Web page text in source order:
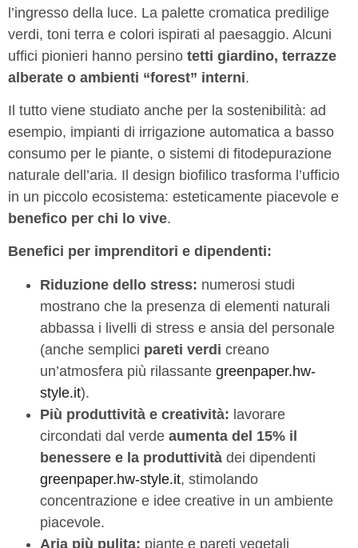
l’ingresso della luce. La palette cromatica predilige
verdi, toni terra e colori ispirati al paesaggio. Alcuni
uffici pionieri hanno persino tetti giardino, terrazze
alberate o ambienti “forest” interni.
Il tutto viene studiato anche per la sostenibilità: ad
esempio, impianti di irrigazione automatica a basso
consumo per le piante, o sistemi di fitodepurazione
naturale dell’aria. Il design biofilico trasforma l’ufficio
in un piccolo ecosistema: esteticamente piacevole e
benefico per chi lo vive.
Benefici per imprenditori e dipendenti:
Riduzione dello stress: numerosi studi
mostrano che la presenza di elementi naturali
abbassa i livelli di stress e ansia del personale
(anche semplici pareti verdi creano
un’atmosfera più rilassante greenpaper.hw-
style.it).
Più produttività e creatività: lavorare
circondati dal verde aumenta del 15% il
benessere e la produttività dei dipendenti
greenpaper.hw-style.it, stimolando
concentrazione e idee creative in un ambiente
piacevole.
Aria più pulita: piante e pareti vegetali